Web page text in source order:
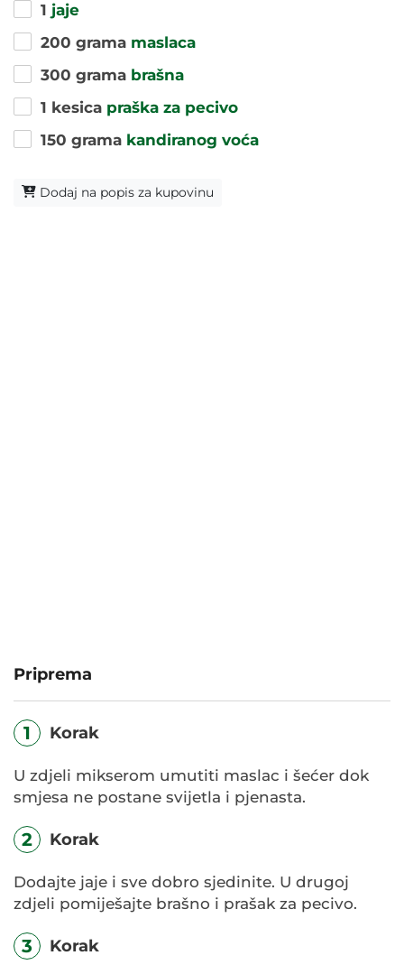
1 jaje
200 grama maslaca
300 grama brašna
1 kesica praška za pecivo
150 grama kandiranog voća
Dodaj na popis za kupovinu
Priprema
1 Korak
U zdjeli mikserom umutiti maslac i šećer dok
smjesa ne postane svijetla i pjenasta.
2 Korak
Dodajte jaje i sve dobro sjedinite. U drugoj
zdjeli pomiješajte brašno i prašak za pecivo.
3 Korak